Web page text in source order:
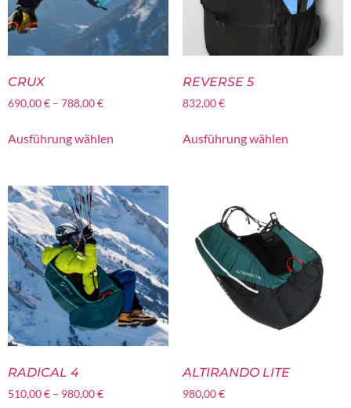
CRUX
690,00€ – 788,00€
Ausführung wählen
REVERSE 5
832,00€
Ausführung wählen
RADICAL 4
510,00€ – 980,00€
ALTIRANDO LITE
980,00€